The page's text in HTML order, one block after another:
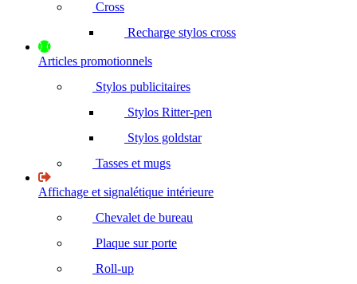
Cross
Recharge stylos cross
Articles promotionnels
Stylos publicitaires
Stylos Ritter-pen
Stylos goldstar
Tasses et mugs
Affichage et signalétique intérieure
Chevalet de bureau
Plaque sur porte
Roll-up